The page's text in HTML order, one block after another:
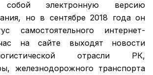
собой электронную версию
но в сентябре 2018 года он
самостоятельного интернет-
на сайте выходят новости
логистической отрасли РК,
железнодорожного транспорта